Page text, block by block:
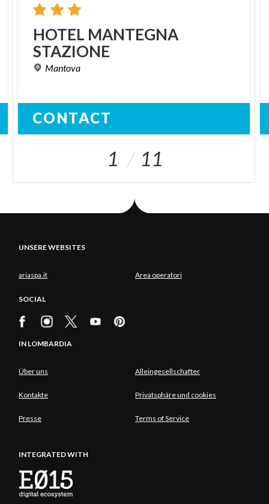
HOTEL MANTEGNA
STAZIONE
Mantova
CONTACT
1 11
UNSERE WEBSITES
ariaspa.it Area operatori
SOCIAL
IN LOMBARDIA
Über uns Alleingesellschafter
Kontakte Privatsphäre und cookies
Presse Terms of Service
INTEGRATED WITH